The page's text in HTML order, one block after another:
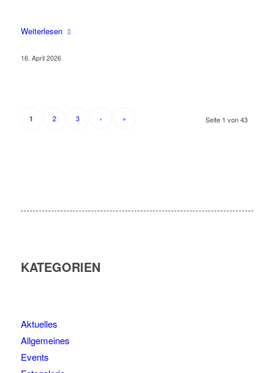
Weiterlesen
16. April 2026
Seite 1 von 43
1 2 3 › »
KATEGORIEN
Aktuelles
Allgemeines
Events